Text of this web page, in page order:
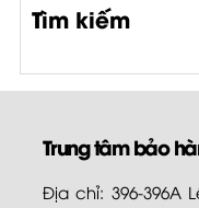
Tìm kiếm
Trung tâm bảo
Địa chỉ: 396-396A